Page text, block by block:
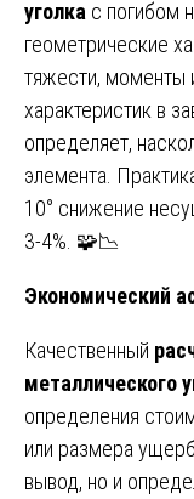
уголка с погибом
геометрические
тяжести, моменты
характеристик в
определяет,
элемента.
10° снижение
3-4%. 🧩📉
Экономический
Качественный
металлического
определения
или размера
вывод, но и